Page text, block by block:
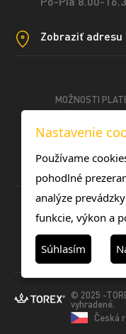
Zobraziť adresu
MOŽNOSTI
© 2025 -
vyhradené.
Česká
Nastavenie
Používame
pohodlné
analýze
funkcie, výkon a
Súhlasím